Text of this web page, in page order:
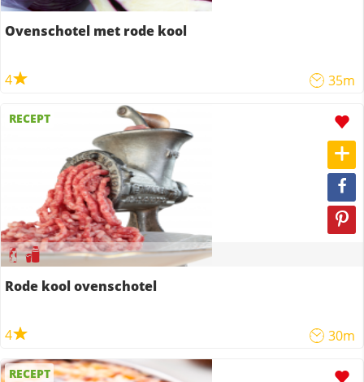
Ovenschotel met rode kool
4 35m
RECEPT
Rode kool ovenschotel
4 30m
RECEPT